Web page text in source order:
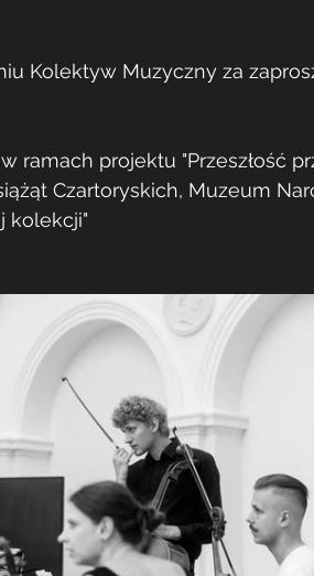
Kolektyw Muzyczny za
ramach projektu "Przeszłość
Czartoryskich, Muzeum
kolekcji"